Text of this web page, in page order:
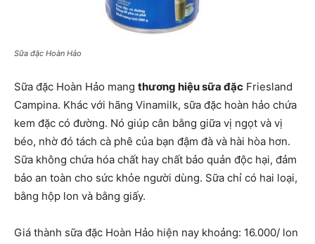
Sữa đặc Hoàn Hảo
Sữa đặc Hoàn Hảo mang thương hiệu sữa đặc Friesland
Campina. Khác với hãng Vinamilk, sữa đặc hoàn hảo chứa
kem đặc có đường. Nó giúp cân bằng giữa vị ngọt và vị
béo, nhờ đó tách cà phê của bạn đậm đà và hài hòa hơn.
Sữa không chứa hóa chất hay chất bảo quản độc hại, đảm
bảo an toàn cho sức khỏe người dùng. Sữa chỉ có hai loại,
bằng hộp lon và bằng giấy.
Giá thành sữa đặc Hoàn Hảo hiện nay khoảng: 16.000/ lon